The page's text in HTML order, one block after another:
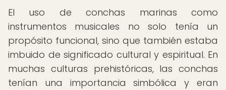
El uso de conchas marinas como
instrumentos musicales no solo tenía un
propósito funcional, sino que también estaba
imbuido de significado cultural y espiritual. En
muchas culturas prehistóricas, las conchas
tenían una importancia simbólica y eran